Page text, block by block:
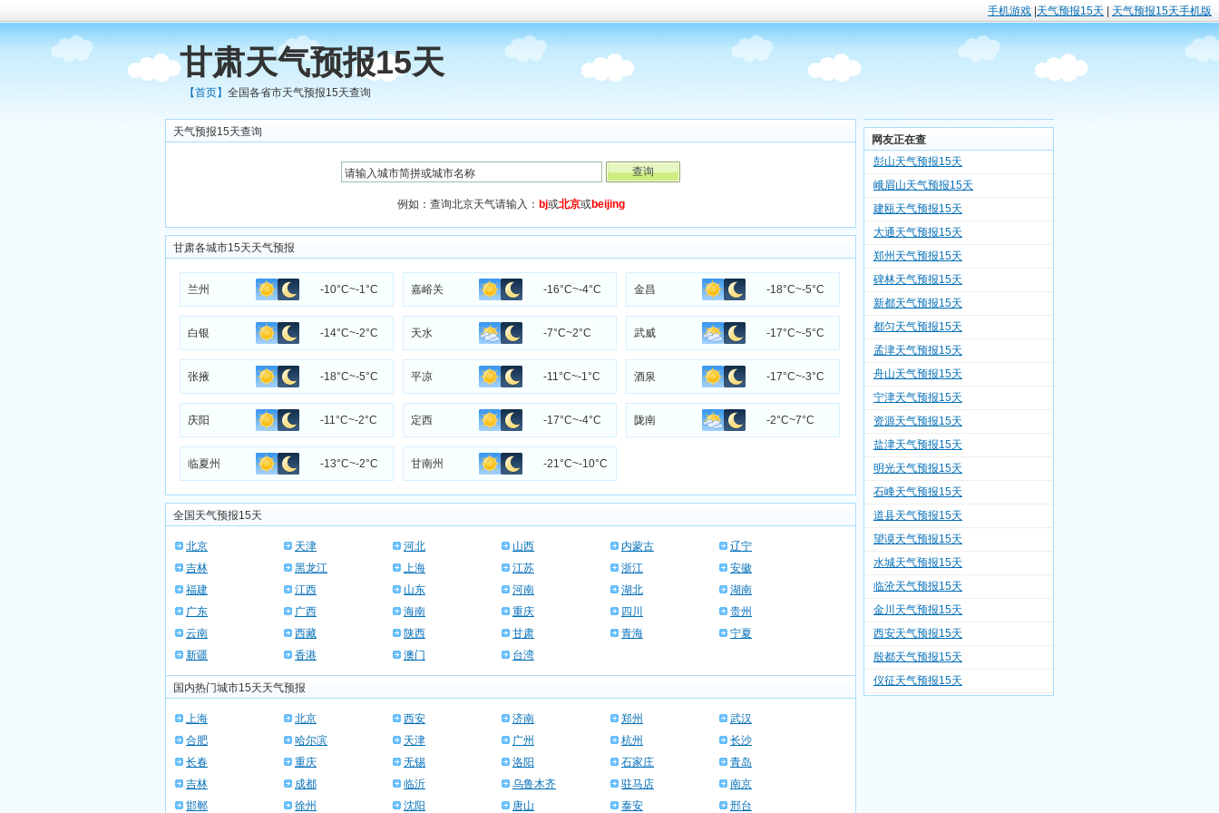
手机游戏 天气预报15天 天气预报15天手机版
甘肃天气预报15天
【首页】 全国各省市天气预报15天查询
天气预报15天查询
例如：查询北京天气请输入： bj或北京或beijing
甘肃各城市15天天气预报
兰州 -10°C~-1°C 嘉峪关 -16°C~-4°C 金昌 -18°C~-5°C
白银 -14°C~-2°C 天水 -7°C~2°C 武威 -17°C~-5°C
张掖 -18°C~-5°C 平凉 -11°C~-1°C 酒泉 -17°C~-3°C
庆阳 -11°C~-2°C 定西 -17°C~-4°C 陇南 -2°C~7°C
临夏州 -13°C~-2°C 甘南州 -21°C~-10°C
全国天气预报15天
北京 天津 河北 山西 内蒙古
辽宁
吉林
黑龙江 上海 江苏 浙江
安徽
福建
江西 山东 河南 湖北
湖南
广东
广西 海南 重庆 四川
贵州
云南
西藏 陕西 甘肃 青海
宁夏
新疆
香港 澳门 台湾
国内热门城市15天天气预报
上海 北京 西安 济南 郑州
武汉
合肥
哈尔滨 天津 广州 杭州
长沙
长春
重庆 无锡 洛阳 石家庄
青岛
吉林
成都 临沂 乌鲁木齐 驻马店
南京
邯郸
徐州 沈阳 唐山 泰安 邢台
网友正在查
彭山天气预报15天
峨眉山天气预报15天
建瓯天气预报15天
大通天气预报15天
郑州天气预报15天
碑林天气预报15天
新都天气预报15天
都匀天气预报15天
孟津天气预报15天
舟山天气预报15天
宁津天气预报15天
资源天气预报15天
盐津天气预报15天
明光天气预报15天
石峰天气预报15天
道县天气预报15天
望谟天气预报15天
水城天气预报15天
临沧天气预报15天
金川天气预报15天
西安天气预报15天
殷都天气预报15天
仪征天气预报15天